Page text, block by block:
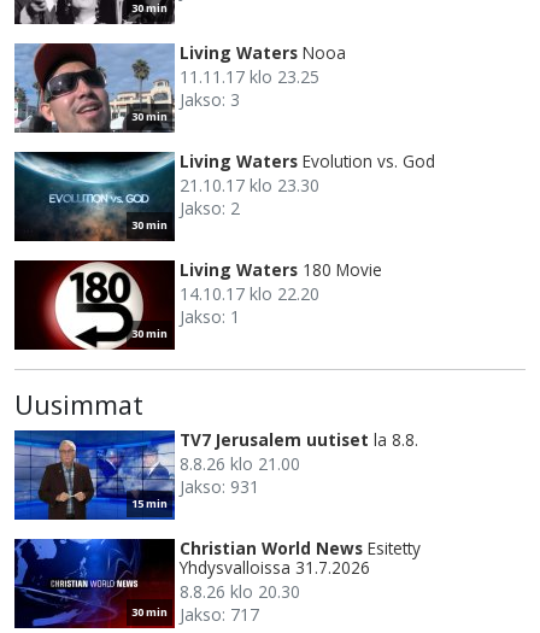
30 min
30 min
Living Waters Nooa
11.11.17 klo 23.25
Jakso: 3
30 min
Living Waters Evolution vs. God
21.10.17 klo 23.30
Jakso: 2
30 min
Living Waters 180 Movie
14.10.17 klo 22.20
Jakso: 1
Uusimmat
15 min
TV7 Jerusalem uutiset la 8.8.
8.8.26 klo 21.00
Jakso: 931
30 min
Christian World News Esitetty
Yhdysvalloissa 31.7.2026
8.8.26 klo 20.30
Jakso: 717